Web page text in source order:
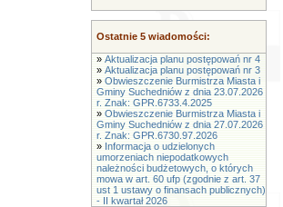
Ostatnie 5 wiadomości:
» Aktualizacja planu postępowań nr 4
» Aktualizacja planu postępowań nr 3
» Obwieszczenie Burmistrza Miasta i
Gminy Suchedniów z dnia 23.07.2026
r. Znak: GPR.6733.4.2025
» Obwieszczenie Burmistrza Miasta i
Gminy Suchedniów z dnia 27.07.2026
r. Znak: GPR.6730.97.2026
» Informacja o udzielonych
umorzeniach niepodatkowych
należności budżetowych, o których
mowa w art. 60 ufp (zgodnie z art. 37
ust 1 ustawy o finansach publicznych)
- II kwartał 2026